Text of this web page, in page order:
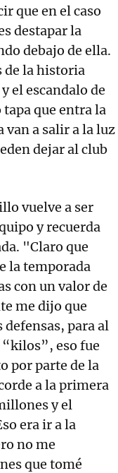
que en el caso
destapar la
debajo de ella.
de la historia
el escandalo de
tapa que entra la
van a salir a la luz
dejar al club
vuelve a ser
y recuerda
"Claro que
la temporada
con un valor de
me dijo que
defensas, para al
eso fue
por parte de la
a la primera
y el
era ir a la
no me
que tomé